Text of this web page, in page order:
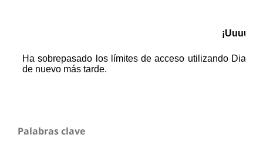
Palabras clave